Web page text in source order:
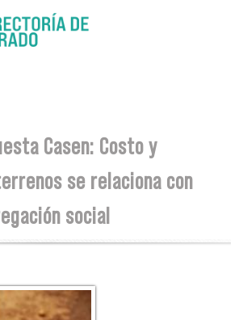
Casen: Costo y
se relaciona con
social